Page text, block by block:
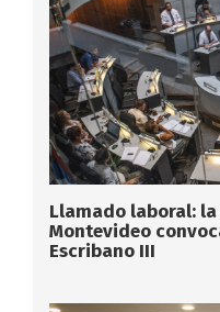
Llamado laboral:
Montevideo
Escribano III